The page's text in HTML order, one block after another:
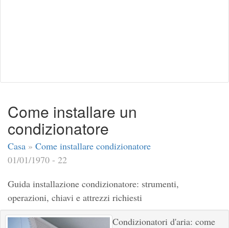
Come installare un
condizionatore
Casa » Come installare condizionatore
01/01/1970 - 22
Guida installazione condizionatore: strumenti,
operazioni, chiavi e attrezzi richiesti
Condizionatori d'aria: come